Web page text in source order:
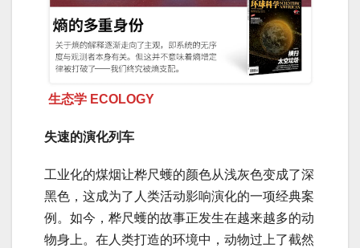
生态学 ECOLOGY
失速的演化列车
工业化的煤烟让桦尺蠖的颜色从浅灰色变成了深
黑色，这成为了人类活动影响演化的一项经典案
例。如今，桦尺蠖的故事正发生在越来越多的动
物身上。在人类打造的环境中，动物过上了截然